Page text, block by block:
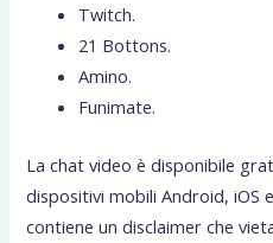
Twitch.
21 Bottons.
Amino.
Funimate.
La chat video è disponibile
dispositivi mobili Android, iOS
contiene un disclaimer che